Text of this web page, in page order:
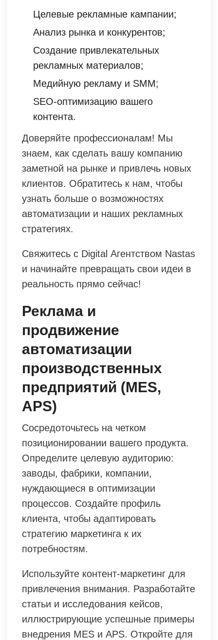
Целевые рекламные кампании;
Анализ рынка и конкурентов;
Создание привлекательных
рекламных материалов;
Медийную рекламу и SMM;
SEO-оптимизацию вашего
контента.
Доверяйте профессионалам! Мы
знаем, как сделать вашу компанию
заметной на рынке и привлечь новых
клиентов. Обратитесь к нам, чтобы
узнать больше о возможностях
автоматизации и наших рекламных
стратегиях.
Свяжитесь с Digital Агентством Nastas
и начинайте превращать свои идеи в
реальность прямо сейчас!
Реклама и
продвижение
автоматизации
производственных
предприятий (MES,
APS)
Сосредоточьтесь на четком
позиционировании вашего продукта.
Определите целевую аудиторию:
заводы, фабрики, компании,
нуждающиеся в оптимизации
процессов. Создайте профиль
клиента, чтобы адаптировать
стратегию маркетинга к их
потребностям.
Используйте контент-маркетинг для
привлечения внимания. Разработайте
статьи и исследования кейсов,
иллюстрирующие успешные примеры
внедрения MES и APS. Откройте для